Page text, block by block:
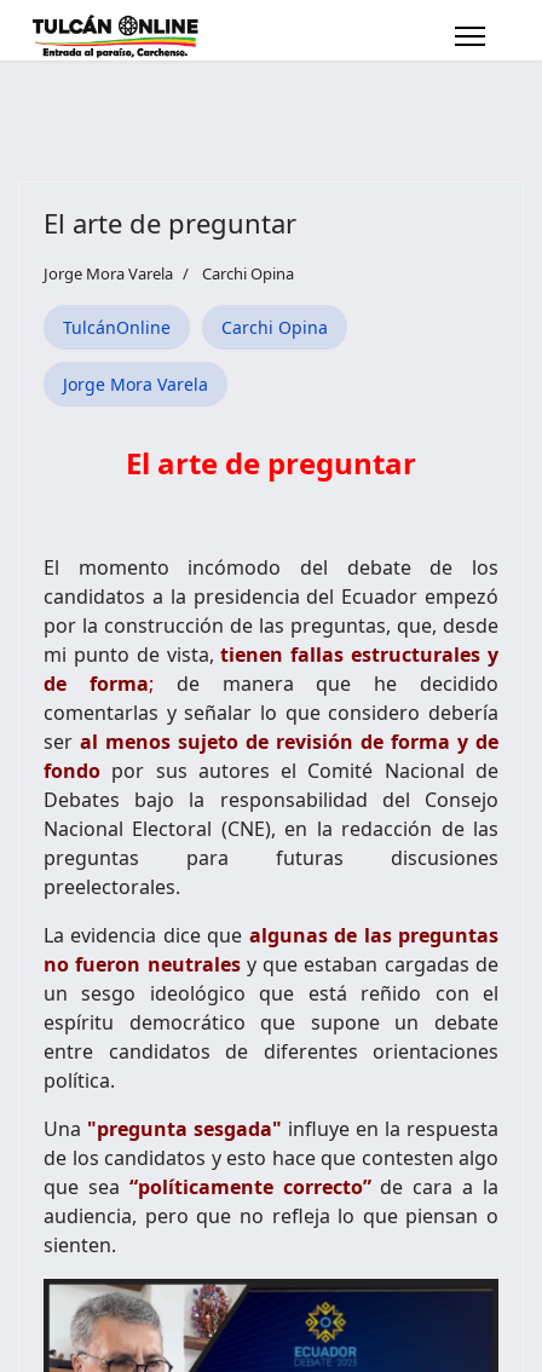
El arte de preguntar
Jorge Mora Varela Carchi Opina
TulcánOnline Carchi Opina
Jorge Mora Varela
El arte de preguntar
El momento incómodo del debate de los
candidatos a la presidencia del Ecuador empezó
por la construcción de las preguntas, que, desde
mi punto de vista,tienen fallas estructurales y
de forma; de manera que he decidido
comentarlas y señalar lo que considero debería
ser al menos sujeto de revisión de forma y de
fondo por sus autores el Comité Nacional de
Debates bajo la responsabilidad del Consejo
Nacional Electoral (CNE), en la redacción de las
preguntas para futuras discusiones
preelectorales.
La evidencia dice que algunas de las preguntas
no fueron neutrales y que estaban cargadas de
un sesgo ideológico que está reñido con el
espíritu democrático que supone un debate
entre candidatos de diferentes orientaciones
política.
Una "pregunta sesgada" influye en la respuesta
de los candidatos y esto hace que contesten algo
que sea “políticamente correcto”de cara a la
audiencia, pero que no refleja lo que piensan o
sienten.